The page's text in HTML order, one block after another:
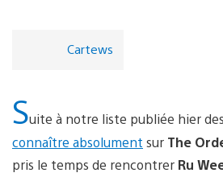
Cartews
Suite à notre liste publiée hier des
connaître absolument sur The
pris le temps de rencontrer Ru